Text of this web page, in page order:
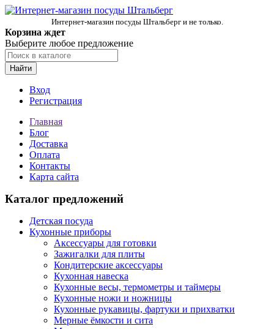
Интернет-магазин посуды Штальберг и не только.
Корзина ждет
Выберите любое предложение
Найти
Вход
Регистрация
Главная
Блог
Доставка
Оплата
Контакты
Карта сайта
Каталог предложений
Детская посуда
Кухонные приборы
Аксессуары для готовки
Зажигалки для плиты
Кондитерские аксессуары
Кухонная навеска
Кухонные весы, термометры и таймеры
Кухонные ножи и ножницы
Кухонные рукавицы, фартуки и прихватки
Мерные ёмкости и сита